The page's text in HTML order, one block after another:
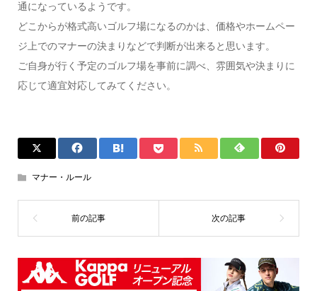
通になっているようです。
どこからが格式高いゴルフ場になるのかは、価格やホームペー
ジ上でのマナーの決まりなどで判断が出来ると思います。
ご自身が行く予定のゴルフ場を事前に調べ、雰囲気や決まりに
応じて適宜対応してみてください。
マナー・ルール